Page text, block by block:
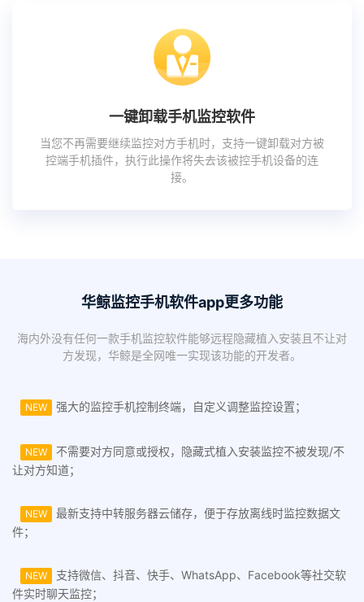
一键卸载手机监控软件
当您不再需要继续监控对方手机时，支持一键卸载对方被
控端手机插件，执行此操作将失去该被控手机设备的连
接。
华鲸监控手机软件app更多功能
海内外没有任何一款手机监控软件能够远程隐藏植入安装且不让对
方发现，华鲸是全网唯一实现该功能的开发者。
NEW 强大的监控手机控制终端，自定义调整监控设置；
NEW
不需要对方同意或授权，隐藏式植入安装监控不被发现/不
让对方知道；
NEW
最新支持中转服务器云储存，便于存放离线时监控数据文
件；
NEW
支持微信、抖音、快手、WhatsApp、Facebook等社交软
件实时聊天监控；